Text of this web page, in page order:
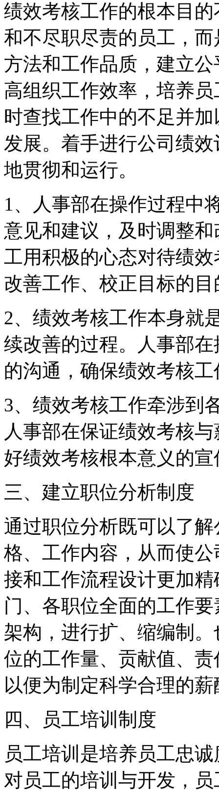
绩效考核工作的根本目
和不尽职尽责的员工，
方法和工作品质，建立
高组织工作效率，培养
时查找工作中的不足并
发展。着手进行公司绩
地贯彻和运行。
1、人事部在操作过程中
意见和建议，及时调整
工用积极的心态对待绩
改善工作、校正目标的目
2、绩效考核工作本身就
续改善的过程。人事部
的沟通，确保绩效考核
3、绩效考核工作牵涉到
人事部在保证绩效考核
好绩效考核根本意义的
三、建立职位分析制度
通过职位分析既可以了
格、工作内容，从而使
接和工作流程设计更加
门、各职位全面的工作
架构，进行扩、缩编制
位的工作量、贡献值、
以便为制定科学合理的
四、员工培训制度
员工培训是培养员工忠
对员工的培训与开发，